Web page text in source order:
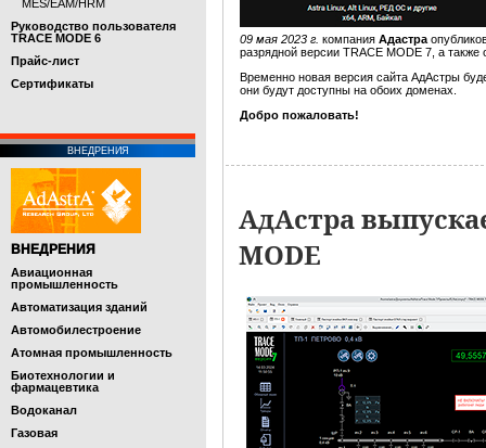
MES/EAM/HRM
Руководство пользователя
TRACE MODE 6
Прайс-лист
Cертификаты
ВНЕДРЕНИЯ
ВНЕДРЕНИЯ
Авиационная
промышленность
Автоматизация зданий
Автомобилестроение
Атомная промышленность
Биотехнологии и
фармацевтика
Водоканал
Газовая
09 мая 2023 г. компания Адастра
разрядной версии TRACE MODE 7, а
Временно новая версия сайта АдАстры
они будут доступны на обоих доменах.
Добро пожаловать!
АдАстра
MODE